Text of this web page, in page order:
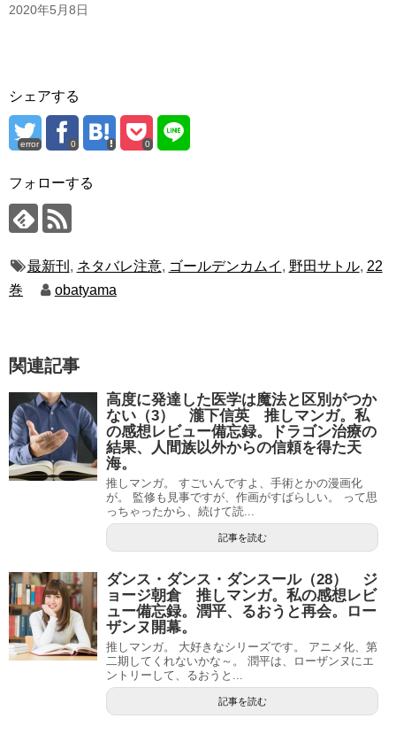
2020年5月8日
シェアする
error 0 0
フォローする
最新刊 , ネタバレ注意, ゴールデンカムイ , 野田サトル, 22
巻
obatyama
関連記事
高度に発達した医学は魔法と区別がつか
ない（3） 瀧下信英 推しマンガ。私
の感想レビュー備忘録。ドラゴン治療の
結果、人間族以外からの信頼を得た天
海。
推しマンガ。 すごいんですよ、手術とかの漫画化
が。 監修も見事ですが、作画がすばらしい。 って思
っちゃったから、続けて読...
記事を読む
ダンス・ダンス・ダンスール（28） ジ
ョージ朝倉 推しマンガ。私の感想レビ
ュー備忘録。潤平、るおうと再会。ロー
ザンヌ開幕。
推しマンガ。 大好きなシリーズです。 アニメ化、第
二期してくれないかな～。 潤平は、ローザンヌにエ
ントリーして、るおうと...
記事を読む